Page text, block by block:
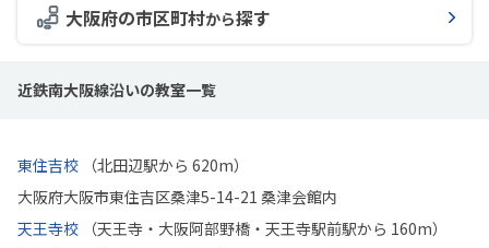
大阪府の市区町村から探す
近鉄南大阪線沿いの教室一覧
東住吉校
（北田辺駅から 620m）
大阪府大阪市東住吉区桑津5-14-21 桑津会館内
天王寺校
（天王寺・大阪阿部野橋・天王寺駅前駅から 160m）